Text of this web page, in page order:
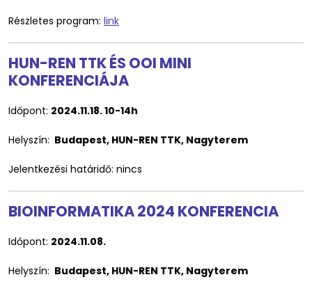
Részletes program: link
HUN-REN TTK ÉS OOI MINI
KONFERENCIÁJA
Időpont: 2024.11.18. 10-14h
Helyszín: Budapest, HUN-REN TTK, Nagyterem
Jelentkezési határidő: nincs
BIOINFORMATIKA 2024 KONFERENCIA
Időpont: 2024.11.08.
Helyszín: Budapest, HUN-REN TTK, Nagyterem